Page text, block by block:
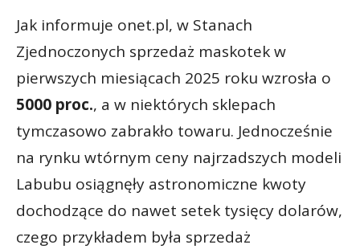
Jak informuje onet.pl, w Stanach
Zjednoczonych sprzedaż maskotek w
pierwszych miesiącach 2025 roku wzrosła o
5000 proc., a w niektórych sklepach
tymczasowo zabrakło towaru. Jednocześnie
na rynku wtórnym ceny najrzadszych modeli
Labubu osiągnęły astronomiczne kwoty
dochodzące do nawet setek tysięcy dolarów,
czego przykładem była sprzedaż